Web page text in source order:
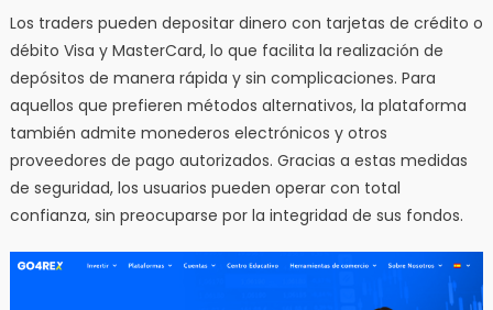
Los traders pueden depositar dinero con tarjetas de crédito o
débito Visa y MasterCard, lo que facilita la realización de
depósitos de manera rápida y sin complicaciones. Para
aquellos que prefieren métodos alternativos, la plataforma
también admite monederos electrónicos y otros
proveedores de pago autorizados. Gracias a estas medidas
de seguridad, los usuarios pueden operar con total
confianza, sin preocuparse por la integridad de sus fondos.